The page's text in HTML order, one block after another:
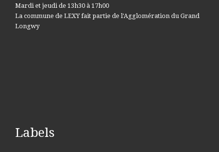
Mardi et jeudi de 13h30 à 17h00
La commune de LEXY fait partie de l'Agglomération du Grand
Longwy
Labels